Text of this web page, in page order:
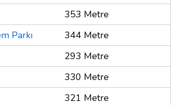
353 Metre
Parkı
344 Metre
293 Metre
330 Metre
321 Metre